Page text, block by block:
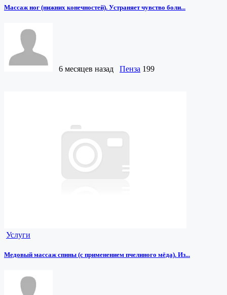
Массаж ног (нижних конечностей). Устраняет чувство боли...
6 месяцев назад Пенза 199
Услуги
Медовый массаж спины (с применением пчелиного мёда). Из...